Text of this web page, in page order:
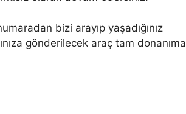
bizi arayıp yaşadığınız
gönderilecek araç tam donanıma